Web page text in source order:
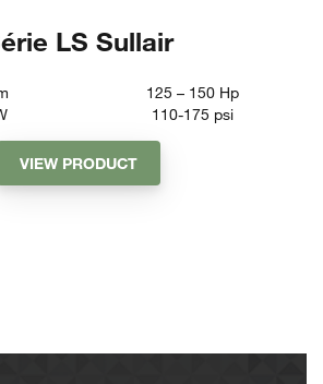
LS Sullair
125 – 150 Hp
110-175 psi
VIEW PRODUCT